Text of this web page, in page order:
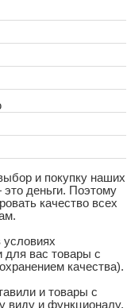
и покупку наших
деньги. Поэтому
качество всех
условиях
для вас товары с
качества).
и товары с
виду и функционалу.